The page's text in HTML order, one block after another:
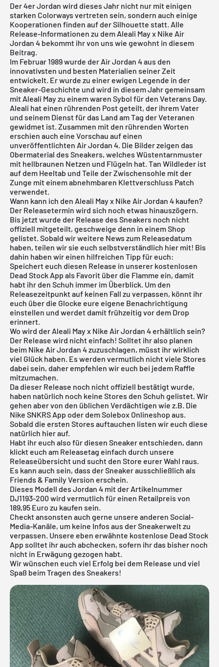
Der4er Jordan wird dieses Jahr nicht nur mit einigen
starken Colorways vertreten sein, sondern auch einige
Kooperationen finden auf der Silhouette statt. Alle
Release-Informationen zu dem Aleali May x Nike Air
Jordan 4 bekommt ihr von uns wie gewohnt in diesem
Beitrag.
Im Februar 1989 wurde der Air Jordan 4 aus den
innovativsten und besten Materialien seiner Zeit
entwickelt. Er wurde zu einer ewigen Legende in der
Sneaker-Geschichte und wird in diesem Jahr gemeinsam
mit Aleali May zu einem waren Sybol für den Veterans Day.
Aleali hat einen rührenden Post geteilt, der ihrem Vater
und seinem Dienst für das Land am Tag der Veteranen
gewidmet ist. Zusammen mit den rührenden Worten
erschien auch eine Vorschau auf einen
unveröffentlichten Air Jordan 4. Die Bilder zeigen das
Obermaterial des Sneakers, welches Wüstentarnmuster
mit hellbraunen Netzen und Flügeln hat. Tan Wildleder ist
auf dem Heeltab und Teile der Zwischensohle mit der
Zunge mit einem abnehmbaren Klettverschluss Patch
verwendet.
Wann kann ich den Aleali May x Nike Air Jordan 4 kaufen?
Der Releasetermin wird sich noch etwas hinauszögern.
Bis jetzt wurde der Release des Sneakers noch nicht
offiziell mitgeteilt, geschweige denn in einem Shop
gelistet. Sobald wir weitere News zum Releasedatum
haben, teilen wir sie euch selbstverständlich hier mit! Bis
dahin haben wir einen hilfreichen Tipp für euch:
Speichert euch diesen Release in unserer kostenlosen
Dead Stock App als Favorit über die Flamme ein, damit
habt ihr den Schuh immer im Überblick. Um den
Releasezeitpunkt auf keinen Fall zu verpassen, könnt ihr
euch über die Glocke eure eigene Benachrichtigung
einstellen und werdet damit frühzeitig vor dem Drop
erinnert.
Wo wird der Aleali May x Nike Air Jordan 4 erhältlich sein?
Der Release wird nicht einfach! Solltet ihr also planen
beim Nike Air Jordan 4 zuzuschlagen, müsst ihr wirklich
viel Glück haben. Es werden vermutlich nicht viele Stores
dabei sein, daher empfehlen wir euch bei jedem Raffle
mitzumachen.
Da dieser Release noch nicht offiziell bestätigt wurde,
haben natürlich noch keine Stores den Schuh gelistet. Wir
gehen aber von den üblichen Verdächtigen wie z.B. Die
Nike SNKRS App oder demSolebox Onlineshop aus.
Sobald die ersten Stores auftauchen listen wir euch diese
natürlich hier auf.
Habt ihr euch also für diesen Sneaker entschieden, dann
klickt euch am Releasetag einfach durch unsere
Releaseübersicht und sucht den Store eurer Wahl raus.
Es kann auch sein, dass der Sneaker ausschließlich als
Friends & Family Version erschein.
Dieses Modell des Jordan 4 mit der Artikelnummer
DJ1193-200 wird vermutlich für einen Retailpreis von
189,95 Euro zu kaufen sein.
Checkt ansonsten auch gerne unsere anderen Social-
Media-Kanäle, um keine Infos aus der Sneakerwelt zu
verpassen. Unsere eben erwähnte kostenlose Dead Stock
App solltet ihr auch abchecken, sofern ihr das bisher noch
nicht in Erwägung gezogen habt.
Wir wünschen euch viel Erfolg bei dem Release und viel
Spaß beim Tragen des Sneakers!